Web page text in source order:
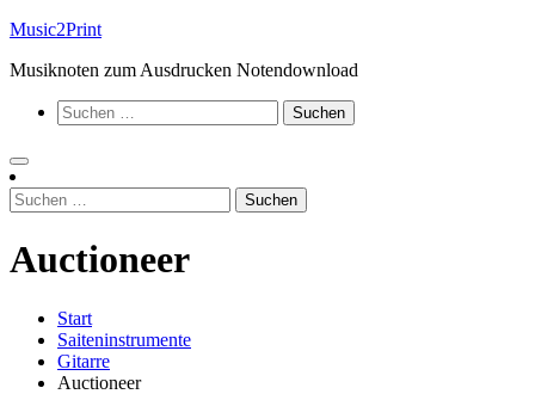
Zum
springen
Music2Print
Musiknoten zum Ausdrucken Notendownload
Suchen
nach:
Suchen
nach:
Auctioneer
Start
Saiteninstrumente
Gitarre
Auctioneer